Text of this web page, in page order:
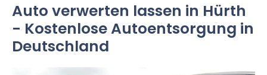
Auto verwerten lassen in Hürth
- Kostenlose Autoentsorgung in
Deutschland